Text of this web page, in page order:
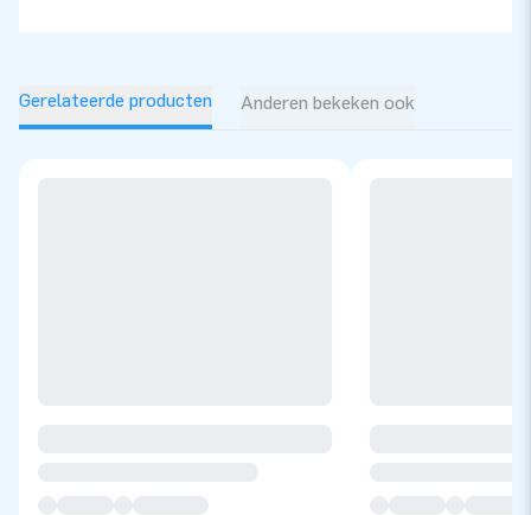
Gerelateerde producten Anderen bekeken ook